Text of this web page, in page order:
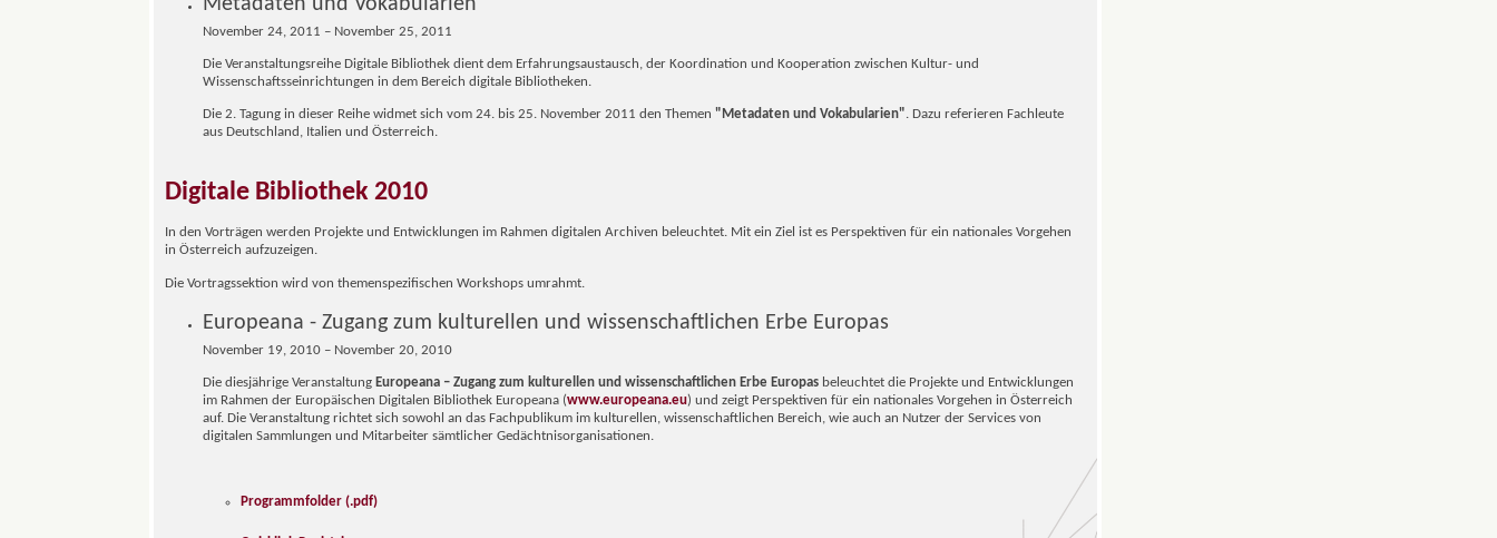
November 24, 2011 – November 25, 2011
Die Veranstaltungsreihe Digitale Bibliothek dient dem Erfahrungsaustausch, der Koordination und Kooperation zwischen Kultur- und
Wissenschaftsseinrichtungen in dem Bereich digitale Bibliotheken.
Die 2. Tagung in dieser Reihe widmet sich vom 24. bis 25. November 2011 den Themen "Metadaten und Vokabularien". Dazu referieren Fachleute
aus Deutschland, Italien und Österreich.
Digitale Bibliothek 2010
In den Vorträgen werden Projekte und Entwicklungen im Rahmen digitalen Archiven beleuchtet. Mit ein Ziel ist es Perspektiven für ein nationales Vorgehen
in Österreich aufzuzeigen.
Die Vortragssektion wird von themenspezifischen Workshops umrahmt.
Europeana - Zugang zum kulturellen und wissenschaftlichen Erbe Europas
November 19, 2010 – November 20, 2010
Die diesjährige Veranstaltung Europeana – Zugang zum kulturellen und wissenschaftlichen Erbe Europasbeleuchtet die Projekte und Entwicklungen
im Rahmen der Europäischen Digitalen Bibliothek Europeana (www.europeana.eu) und zeigt Perspektiven für ein nationales Vorgehen in Österreich
auf. Die Veranstaltung richtet sich sowohl an das Fachpublikum im kulturellen, wissenschaftlichen Bereich, wie auch an Nutzer der Services von
digitalen Sammlungen und Mitarbeiter sämtlicher Gedächtnisorganisationen.
Programmfolder (.pdf)